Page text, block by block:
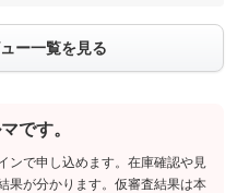
ー一覧を見る
です。
ンで申し込めます。在庫確認や見
果が分かります。仮審査結果は本